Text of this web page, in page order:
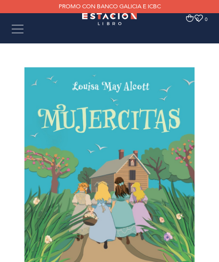
PROMO CON BANCO GALICIA E ICBC
0 0